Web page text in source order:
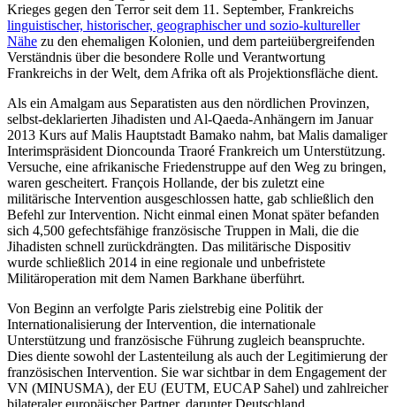
Krieges gegen den Terror seit dem 11. September, Frankreichs
linguistischer, historischer, geographischer und sozio-kultureller
Nähe zu den ehemaligen Kolonien, und dem parteiübergreifenden
Verständnis über die besondere Rolle und Verantwortung
Frankreichs in der Welt, dem Afrika oft als Projektionsfläche dient.
Als ein Amalgam aus Separatisten aus den nördlichen Provinzen,
selbst-deklarierten Jihadisten und Al-Qaeda-Anhängern im Januar
2013 Kurs auf Malis Hauptstadt Bamako nahm, bat Malis damaliger
Interimspräsident Dioncounda Traoré Frankreich um Unterstützung.
Versuche, eine afrikanische Friedenstruppe auf den Weg zu bringen,
waren gescheitert. François Hollande, der bis zuletzt eine
militärische Intervention ausgeschlossen hatte, gab schließlich den
Befehl zur Intervention. Nicht einmal einen Monat später befanden
sich 4,500 gefechtsfähige französische Truppen in Mali, die die
Jihadisten schnell zurückdrängten. Das militärische Dispositiv
wurde schließlich 2014 in eine regionale und unbefristete
Militäroperation mit dem Namen Barkhane überführt.
Von Beginn an verfolgte Paris zielstrebig eine Politik der
Internationalisierung der Intervention, die internationale
Unterstützung und französische Führung zugleich beanspruchte.
Dies diente sowohl der Lastenteilung als auch der Legitimierung der
französischen Intervention. Sie war sichtbar in dem Engagement der
VN (MINUSMA), der EU (EUTM, EUCAP Sahel) und zahlreicher
bilateraler europäischer Partner, darunter Deutschland.